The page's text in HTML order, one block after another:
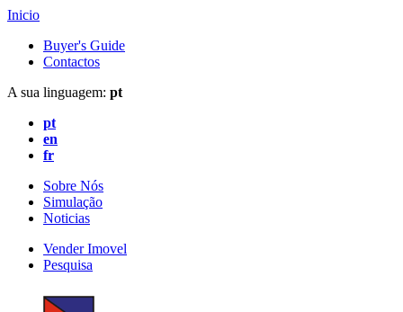
Inicio
Buyer's Guide
Contactos
A sua linguagem: pt
pt
en
fr
Sobre Nós
Simulação
Noticias
Vender Imovel
Pesquisa